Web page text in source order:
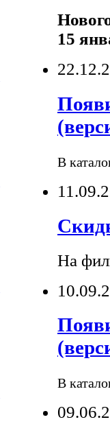
15
В
На
В